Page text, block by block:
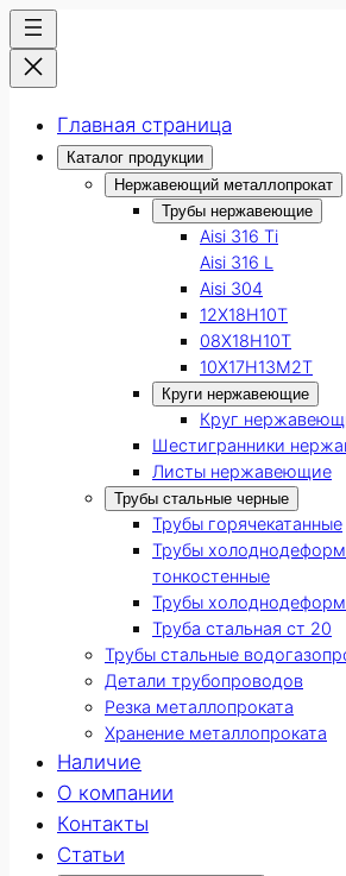
Главная страница
Каталог продукции
Нержавеющий металлопрокат
Трубы нержавеющие
Aisi 316 Ti
Aisi 316 L
Aisi 304
12Х18Н10Т
08Х18Н10Т
10Х17Н13М2Т
Круги нержавеющие
Круг
Шестигранники
Листы нержавеющие
Трубы стальные черные
Трубы горячекатанные
Трубы
тонкостенные
Трубы
Труба стальная ст 20
Трубы стальные
Детали трубопроводов
Резка металлопроката
Хранение металлопроката
Наличие
О компании
Контакты
Статьи